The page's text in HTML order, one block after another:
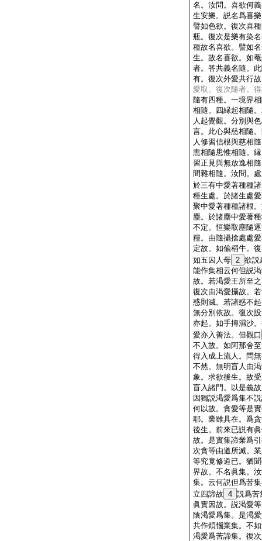
名。汝問。喜欲何
生安樂。説名爲喜
譬如色欲。復次喜
瓶。復次是樂有染
種故名喜欲。譬如
生。故名喜欲。如
者。答共義名隨。
有。復次外愛共行
愛取。復次隨者。
隨有四種。一境界
相隨。四縁起相隨
人起覺觀。分別與
言。此心與慈相隨
人修習信根與慈相
恚相隨思惟相隨。
習正見與無放逸相
間雜相隨。汝問。
於三有中愛著種種
種生處。於諸生處
聚中愛著種種諸根
塵。於諸塵中愛著
不定。恒樂取塵隨
糧。由隨攝捨處處
定故。如偸稻牛。
如五囚人母 2 欲説
能作集相云何但説
故。若渇愛王所至
復次由渇愛攝故。
惑則滅。若諸惑不
無分別依故。復次
亦起。如手摶濕沙
愛亦入善法。但觀口
不入故。如阿那舍
得入成上流人。問
不然。無明盲人由
象。求欲後生。故
盲入諸門。以是義
因獨説渇愛爲集不
何以故。貪愛等是
耶。業雖具在。爲
後生。前來已説有
故。是實集諦業爲
次貪等由道所滅。
等究竟修道已。猶
界故。不名眞集。
集。云何説但爲苦
立四諦故 4 説爲苦
眞實因故。説渇愛
陰渇愛爲集。是渇
共作煩惱業集。不
渇愛爲苦諦集。復